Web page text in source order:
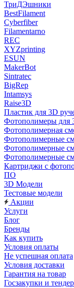
ТриДЭшники
BestFilament
Cyberfiber
Filamentarno
REC
XYZprinting
ESUN
MakerBot
Sintratec
BigRep
Intamsys
Raise3D
Пластик для 3D
Фотополимеры для
Фотополимерная
Фотополимерные
Фотополимерные
Фотополимерные
Картриджи с
ПО
3D Модели
Тестовые модели
Акции
Услуги
Блог
Бренды
Как купить
Условия оплаты
Не успешная оплата
Условия доставки
Гарантия на товар
Госзакупки и